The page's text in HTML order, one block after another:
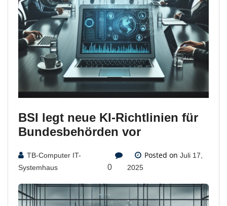
BSI legt neue KI-Richtlinien für
Bundesbehörden vor
TB-Computer IT-
Systemhaus
0
Posted on Juli 17,
2025